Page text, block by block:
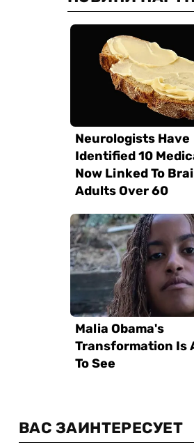
ВАС ЗАИНТЕРЕСУЕТ